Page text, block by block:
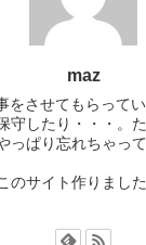
maz
をさせてもらってい
守したり・・・。
っぱり忘れちゃっ
のサイト作りまし